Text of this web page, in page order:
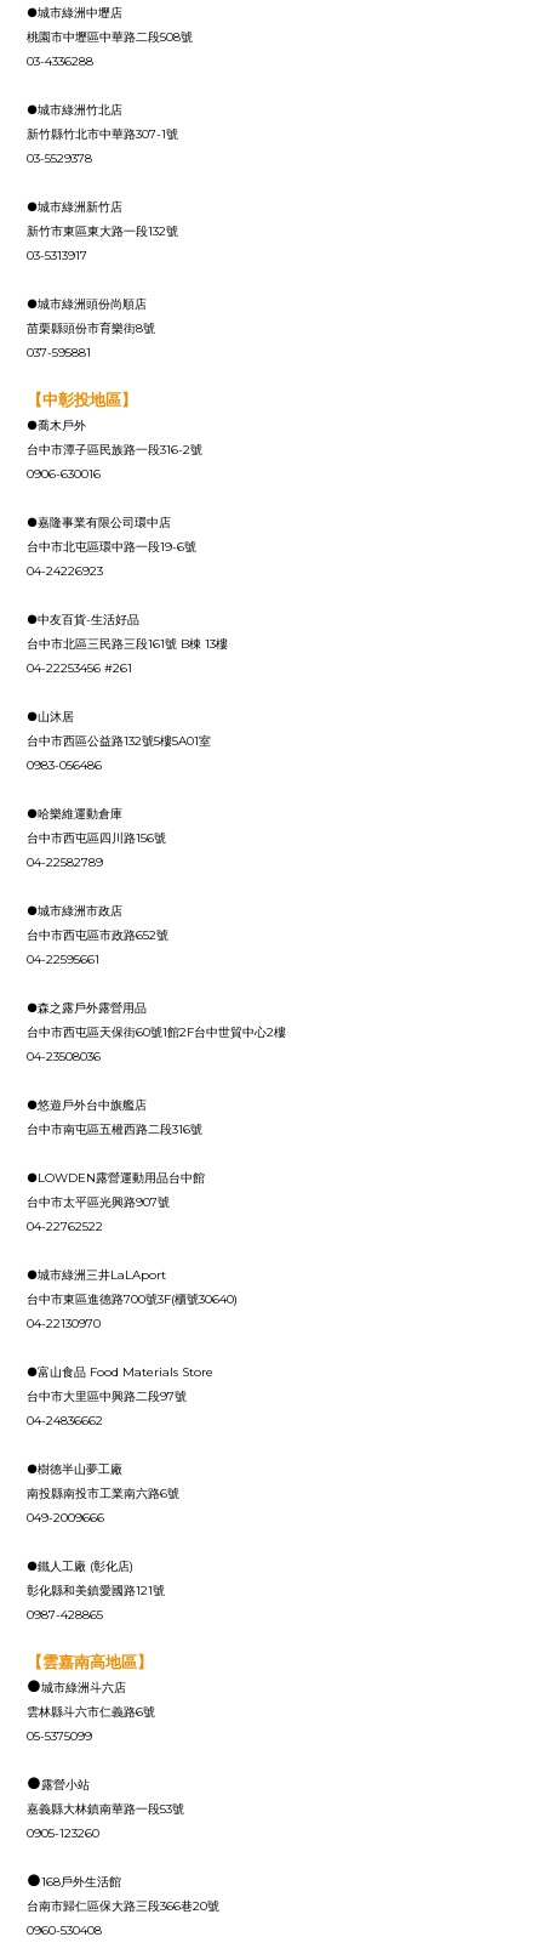
●城市綠洲中壢店
桃園市中壢區中華路二段508號
03-4336288
●城市綠洲竹北店
新竹縣竹北市中華路307-1號
03-5529378
●城市綠洲新竹店
新竹市東區東大路一段132號
03-5313917
●城市綠洲頭份尚順店
苗栗縣頭份市育樂街8號
037-595881
【中彰投地區】
●喬木戶外
台中市潭子區民族路一段316-2號
0906-630016
●嘉隆事業有限公司環中店
台中市北屯區環中路一段19-6號
04-24226923
●中友百貨-生活好品
台中市北區三民路三段161號 B棟 13樓
04-22253456 #261
●山沐居
台中市西區公益路132號5樓5A01室
0983-056486
●哈樂維運動倉庫
台中市西屯區四川路156號
04-22582789
●城市綠洲市政店
台中市西屯區市政路652號
04-22595661
●森之露戶外露營用品
台中市西屯區天保街60號1館2F台中世貿中心2樓
04-23508036
●悠遊戶外台中旗艦店
台中市南屯區五權西路二段316號
●LOWDEN露營運動用品台中館
台中市太平區光興路907號
04-22762522
●城市綠洲三井LaLAport
台中市東區進德路700號3F(櫃號30640)
04-22130970
●富山食品 Food Materials Store
台中市大里區中興路二段97號
04-24836662
●樹德半山夢工廠
南投縣南投市工業南六路6號
049-2009666
●鐵人工廠 (彰化店)
彰化縣和美鎮愛國路121號
0987-428865
【雲嘉南高地區】
●城市綠洲斗六店
雲林縣斗六市仁義路6號
05-5375099
●露營小站
嘉義縣大林鎮南華路一段53號
0905-123260
●168戶外生活館
台南市歸仁區保大路三段366巷20號
0960-530408